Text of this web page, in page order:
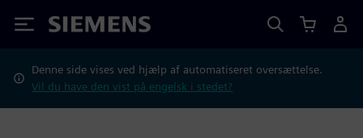
Siemens
Denne side vises ved hjælp af automatiseret oversættelse.
Vil du have den vist på engelsk i stedet?